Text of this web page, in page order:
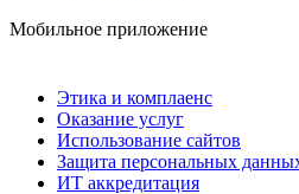
Мобильное приложение
Этика и комплаенс
Оказание услуг
Использование сайтов
Защита персональных
ИТ аккредитация